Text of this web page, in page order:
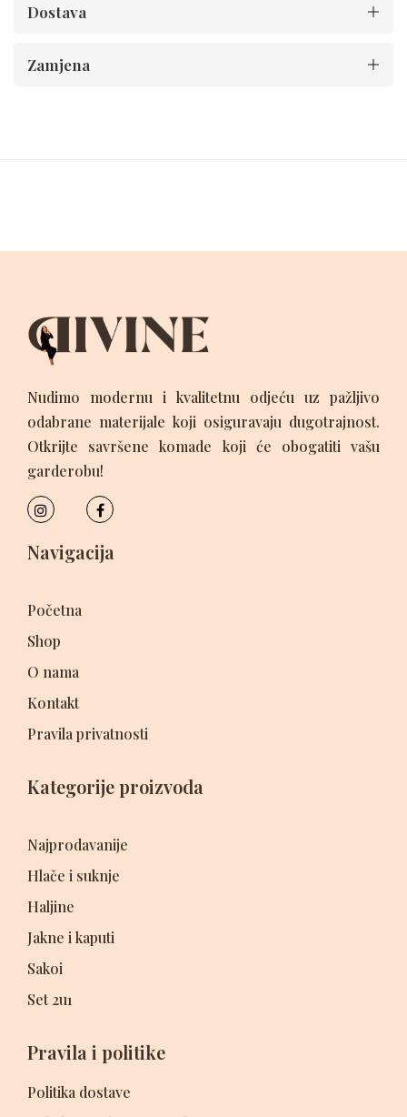
Dostava
Zamjena
Nudimo modernu i kvalitetnu odjeću uz pažljivo
odabrane materijale koji osiguravaju dugotrajnost.
Otkrijte savršene komade koji će obogatiti vašu
garderobu!
Navigacija
Početna
Shop
O nama
Kontakt
Pravila privatnosti
Kategorije proizvoda
Najprodavanije
Hlače i suknje
Haljine
Jakne i kaputi
Sakoi
Set 2u1
Pravila i politike
Politika dostave